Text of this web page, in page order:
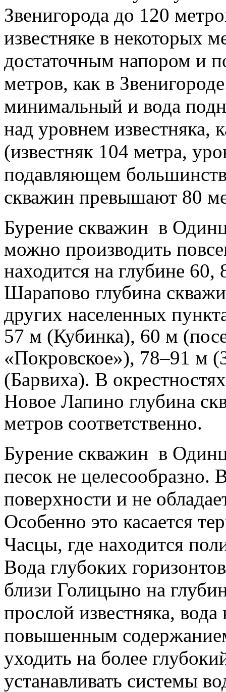
Звенигорода до 120
известняке в некоторых
достаточным напором и
метров, как в
минимальный и вода
над уровнем известняка,
(известняк 104 метра,
подавляющем
скважин превышают 80
Бурение скважин в
можно производить
находится на глубине
Шарапово глубина
других населенных
57 м (Кубинка), 60 м
«Покровское»), 78–91 м
(Барвиха). В
Новое Лапино глубина
метров соответственно.
Бурение скважин в
песок не целесообразно.
поверхности и не
Особенно это касается
Часцы, где находится
Вода глубоких
близи Голицыно на
прослой известняка, вода
повышенным
уходить на более
устанавливать системы